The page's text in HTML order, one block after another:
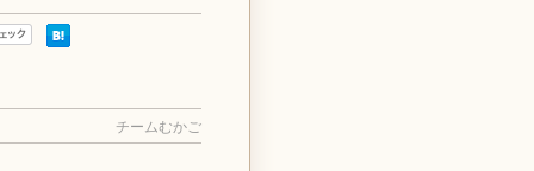
チームむかご